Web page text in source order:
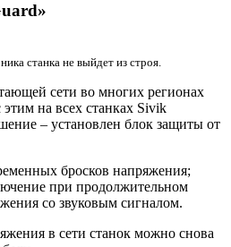
станка не выйдет из строя.
сети во многих регионах
на всех станках Sivik
– установлен блок защиты от
бросков напряжения;
при продолжительном
со звуковым сигналом.
в сети станок можно снова